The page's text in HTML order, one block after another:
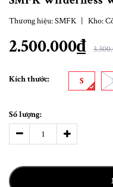
Thương hiệu:SMFK | Kho:
2.500.000₫
Kích thước: S
Số lượng: